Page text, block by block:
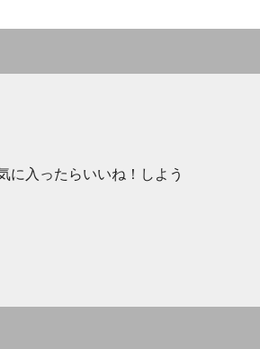
に入ったらいいね！しよう